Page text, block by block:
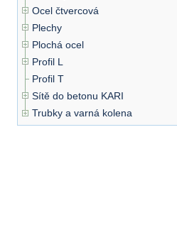
Ocel čtvercová
Plechy
Plochá ocel
Profil L
Profil T
Sítě do betonu KARI
Trubky a varná kolena